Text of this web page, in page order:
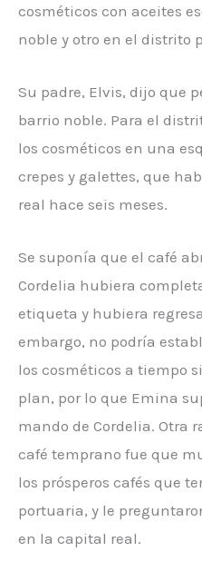
cosméticos con aceites
noble y otro en el distrito
Su padre, Elvis, dijo que
barrio noble. Para el
los cosméticos en una
crepes y galettes, que
real hace seis meses.
Se suponía que el café
Cordelia hubiera
etiqueta y hubiera
embargo, no podría
los cosméticos a tiempo
plan, por lo que Emina
mando de Cordelia. Otra
café temprano fue que
los prósperos cafés que
portuaria, y le
en la capital real.